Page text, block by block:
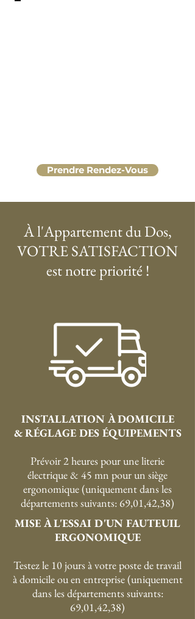
Prendre Rendez-Vous
À l'Appartement du Dos,
VOTRE SATISFACTION
est notre priorité !
INSTALLATION À DOMICILE
& RÉGLAGE DES ÉQUIPEMENTS
Prévoir 2 heures pour une literie
électrique & 45 mn pour un siège
ergonomique (uniquement dans les
départements suivants: 69,01,42,38)
MISE À L'ESSAI D'UN FAUTEUIL
ERGONOMIQUE
Testez le 10 jours à votre poste de travail
à domicile ou en entreprise (uniquement
dans les départements suivants:
69,01,42,38)